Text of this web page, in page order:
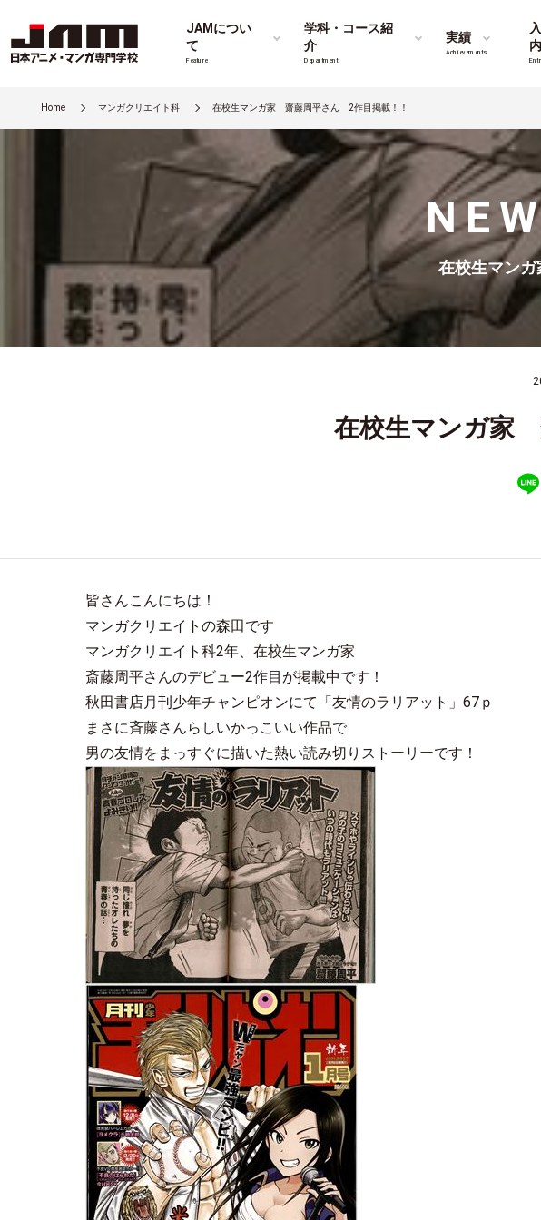
JAMについ
て
Feature
学科・コース紹
介
Department
実績
Achievements
内
Home マンガクリエイト科 在校生マンガ家 齋藤周平さん 2作目掲載！！
在校生マン
在校生マンガ家
皆さんこんにちは！
マンガクリエイトの森田です
マンガクリエイト科2年、在校生マンガ家
斎藤周平さんのデビュー2作目が掲載中です！
秋田書店月刊少年チャンピオンにて「友情のラリアット」67ｐ
まさに斉藤さんらしいかっこいい作品で
男の友情をまっすぐに描いた熱い読み切りストーリーです！